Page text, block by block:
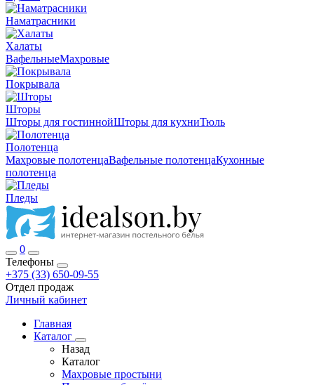
Наматрасники
Халаты
ВафельныеМахровые
Покрывала
Шторы
Шторы для гостиннойШторы для кухниТюль
Полотенца
Махровые полотенцаВафельные полотенцаКухонные
полотенца
Пледы
0
Телефоны
+375 (33) 650-09-55
Отдел продаж
Личный кабинет
Главная
Каталог
Назад
Каталог
Махровые простыни